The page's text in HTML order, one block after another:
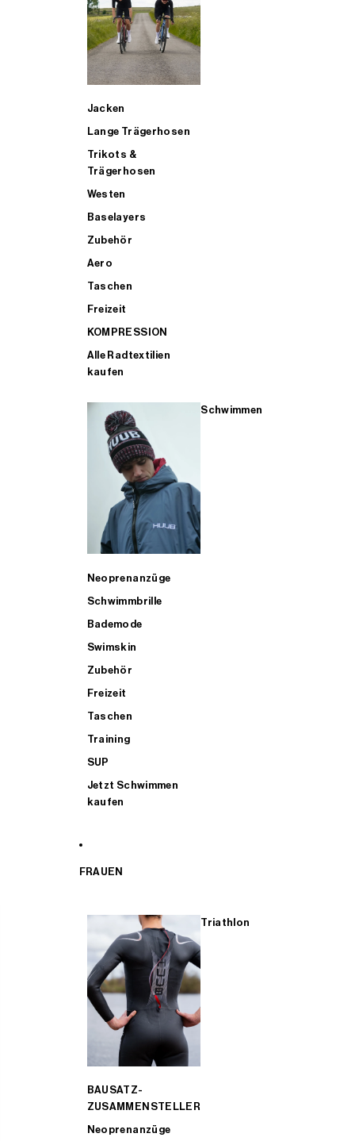
Jacken
Lange Trägerhosen
Trikots &
Trägerhosen
Westen
Baselayers
Zubehör
Aero
Taschen
Freizeit
KOMPRESSION
Alle Radtextilien
kaufen
Schwimmen
Neoprenanzüge
Schwimmbrille
Bademode
Swimskin
Zubehör
Freizeit
Taschen
Training
SUP
Jetzt Schwimmen
kaufen
FRAUEN
Triathlon
BAUSATZ-
ZUSAMMENSTELLER
Neoprenanzüge
ALLE TRIATHLONARTIKEL FÜR MÄNNER KAUFEN